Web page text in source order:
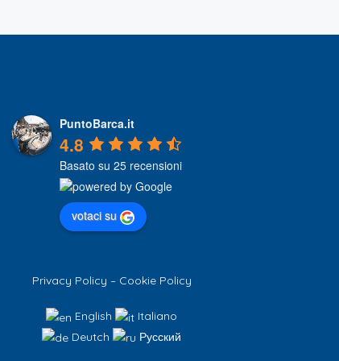
PuntoBarca.it
4.8
Basato su 25 recensioni
votaci su
Privacy Policy – Cookie Policy
English
Italiano
Deutch
Русский